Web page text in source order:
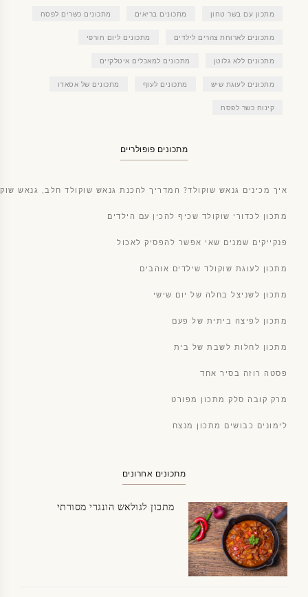
מתכון עם בשר טחון מתכונים בריאים מתכונים כשרים לפסח
מתכונים לארוחת צהרים לילדים מתכונים ליום חורפי
מתכונים ללא גלוטן מתכונים למאכלים איטלקיים
מתכונים לעוגת שיש מתכונים לעוף מתכונים של אסאדו
קינוח כשר לפסח
מתכונים פופולריים
איך מכינים גנאש שוקולד? המדריך להכנת גנאש שוקולד חלב, גנאש
מתכון לכדורי שוקולד שכיף להכין עם הילדים
פנקייקים שמנים שאי אפשר להפסיק לאכול
מתכון לעוגת שוקולד שילדים אוהבים
מתכון לשניצל בחלה של יום שישי
מתכון לפיצה ביתית של פעם
מתכון לחלות לשבת של בית
פסטה רוזה בסיר אחד
מרק קובה סלק מתכון מפורט
לימונים כבושים מתכון מנצח
מתכונים אחרונים
מתכון לגולאש הונגרי מסורתי